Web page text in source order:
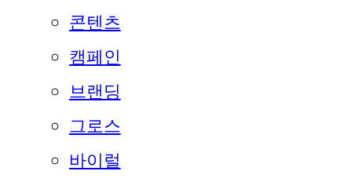
콘텐츠
캠페인
브랜딩
그로스
바이럴